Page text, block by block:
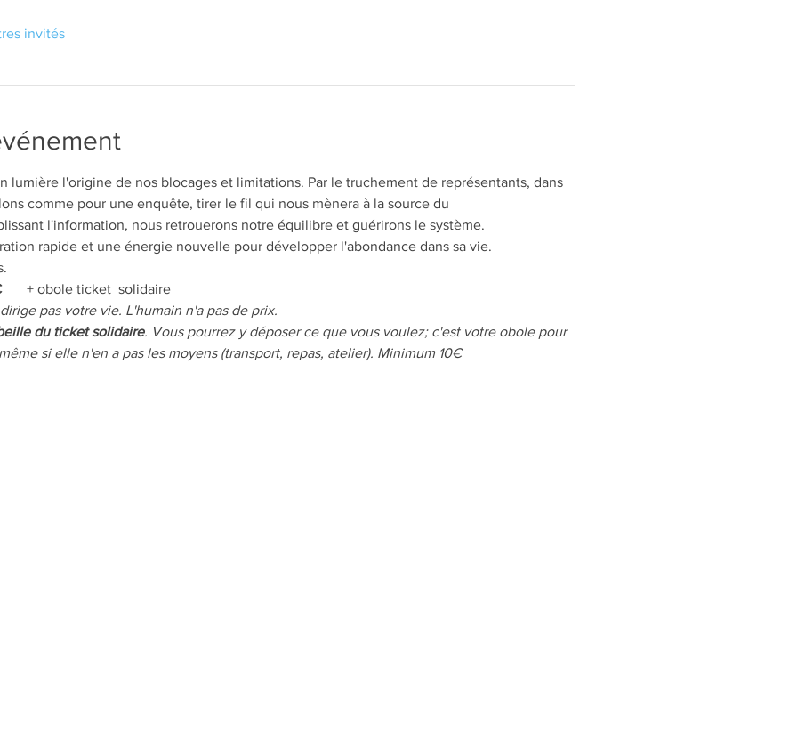
invités
lumière l'origine de nos blocages et limitations. Par le truchement de représentants, dans
comme pour une enquête, tirer le fil qui nous mènera à la source du
l'information, nous retrouerons notre équilibre et guérirons le système.
rapide et une énergie nouvelle pour développer l'abondance dans sa vie.
+ obole ticket  solidaire
pas votre vie. L'humain n'a pas de prix.
du ticket solidaire. Vous pourrez y déposer ce que vous voulez; c'est votre obole pour
si elle n'en a pas les moyens (transport, repas, atelier). Minimum 10€